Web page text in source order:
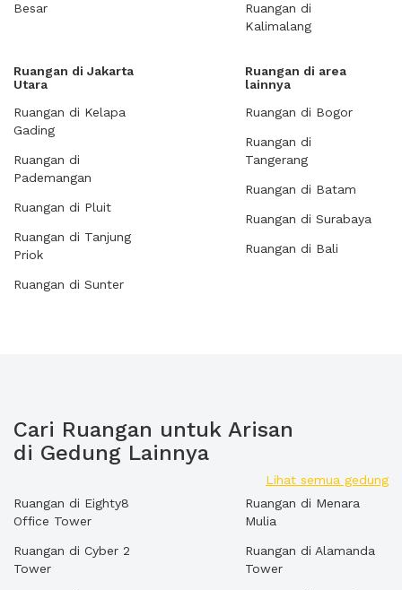
Besar
Ruangan di
Kalimalang
Ruangan di Jakarta
Utara
Ruangan di Kelapa
Gading
Ruangan di
Pademangan
Ruangan di Pluit
Ruangan di Tanjung
Priok
Ruangan di Sunter
Ruangan di area
lainnya
Ruangan di Bogor
Ruangan di
Tangerang
Ruangan di Batam
Ruangan di Surabaya
Ruangan di Bali
Cari Ruangan untuk Arisan
di Gedung Lainnya
Lihat semua gedung
Ruangan di Eighty8
Office Tower
Ruangan di Cyber 2
Tower
Ruangan di Menara
Mulia
Ruangan di Alamanda
Tower